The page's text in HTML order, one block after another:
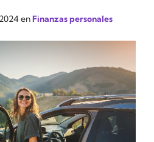
enFinanzas personales